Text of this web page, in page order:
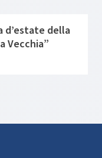
d’estate della
Vecchia”